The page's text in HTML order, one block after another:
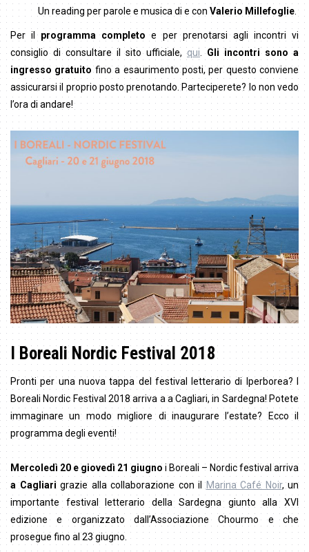
Un reading per parole e musica di e con Valerio Millefoglie
Per il programma completo e per prenotarsi agli incontri vi
consiglio di consultare il sito ufficiale,qui .Gli incontri sono a
ingresso gratuitofino a esaurimento posti, per questo conviene
assicurarsi il proprio posto prenotando. Parteciperete? Io non vedo
l’ora di andare!
I Boreali Nordic Festival 2018
Pronti per una nuova tappa del festival letterario di Iperborea? I
Boreali Nordic Festival 2018 arriva a a Cagliari, in Sardegna! Potete
immaginare un modo migliore di inaugurare l’estate? Ecco il
programma degli eventi!
Mercoledì 20 e giovedì 21 giugno i Boreali – Nordic festival arriva
a Cagliarigrazie alla collaborazione con ilMarina Café Noir, un
importante festival letterario della Sardegna giunto alla XVI
edizione e organizzato dall’Associazione Chourmo e che
prosegue fino al 23 giugno.